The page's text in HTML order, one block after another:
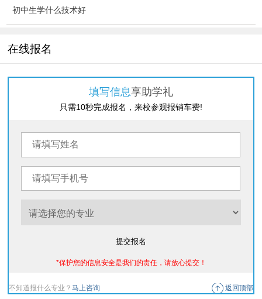
初中生学什么技术好
在线报名
填写信息享助学礼
只需10秒完成报名，来校参观报销车费!
提交报名
*保护您的信息安全是我们的责任，请放心提交！
不知道报什么专业？ 马上咨询 返回顶部